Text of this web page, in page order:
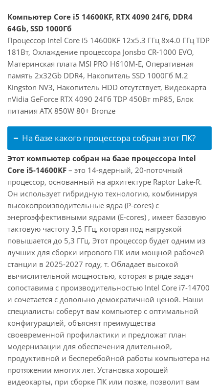
Компьютер Core i5 14600KF, RTX 4090 24Гб, DDR4
64Gb, SSD 1000Гб
Процессор Intel Core i5 14600KF 12x5.3 ГГц 8x4.0 ГГц TDP
181Вт, Охлаждение процессора Jonsbo CR-1000 EVO,
Материнская плата MSI PRO H610M-E, Оперативная
память 2x32Gb DDR4, Накопитель SSD 1000Гб M.2
Kingston NV3, Накопитель HDD отсутствует, Видеокарта
nVidia GeForce RTX 4090 24Гб TDP 450Вт mP85, Блок
питания ATX 850W 80+ Bronze
На базе какого процессора собран этот ПК?
Этот компьютер собран на базе процессора Intel
Core i5-14600KF – это 14-ядерный, 20-поточный
процессор, основанный на архитектуре Raptor Lake-R.
Он использует гибридную технологию, комбинируя
высокопроизводительные ядра (P-cores) с
энергоэффективными ядрами (E-cores) , имеет базовую
тактовую частоту 3,5 ГГц, которая под нагрузкой
повышается до 5,3 ГГц. Этот процессор будет одним из
лучших для сборки игрового ПК или мощной рабочей
станции в 2025-2027 году, т. Обладает высокой
вычислительной мощностью, которая в ряде задач
сопоставима с производительностью Intel Core i7-14700
и сочетается с довольно демократичной ценой. Наши
специалисты соберут вам компьютер с оптимальной
конфигурацией, объяснят преимущества
своевременной профилактики и предложат план
модернизации для обеспечения длительной,
продуктивной и бесперебойной работы компьютера на
протяжении многих лет. Установка хорошей
видеокарты, при сборке ПК или позже, позволит вам